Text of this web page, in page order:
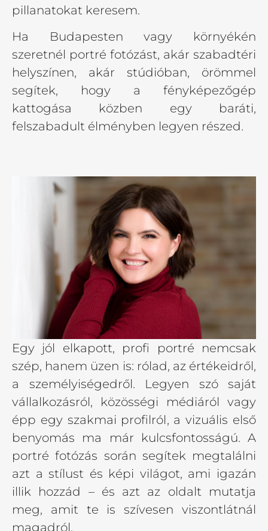
pillanatokat keresem.
Ha Budapesten vagy környékén
szeretnél portré fotózást, akár szabadtéri
helyszínen, akár stúdióban, örömmel
segítek, hogy a fényképezőgép
kattogása közben egy baráti,
felszabadult élményben legyen részed.
Egy jól elkapott, profi portré nemcsak
szép, hanem üzen is: rólad, az értékeidről,
a személyiségedről. Legyen szó saját
vállalkozásról, közösségi médiáról vagy
épp egy szakmai profilról, a vizuális első
benyomás ma már kulcsfontosságú. A
portré fotózás során segítek megtalálni
azt a stílust és képi világot, ami igazán
illik hozzád – és azt az oldalt mutatja
meg, amit te is szívesen viszontlátnál
magadról.